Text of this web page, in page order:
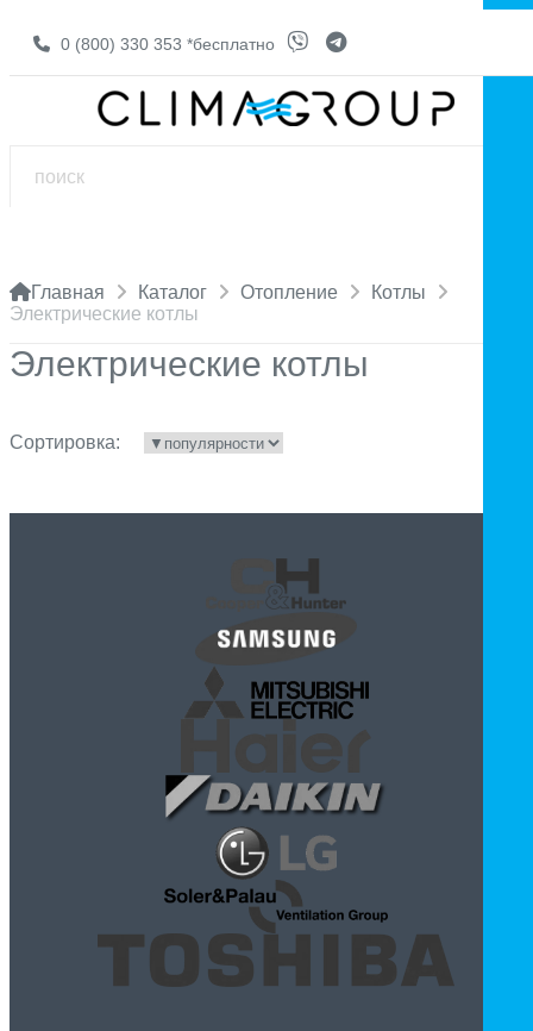
0 (800) 330 353 *бесплатно
Главная Каталог Отопление
Котлы
Электрические котлы
Электрические котлы
Сортировка: